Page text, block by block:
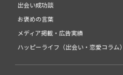
出会い成功談
お褒めの言葉
メディア掲載・広告実績
ハッピーライフ（出会い・恋愛コラム）